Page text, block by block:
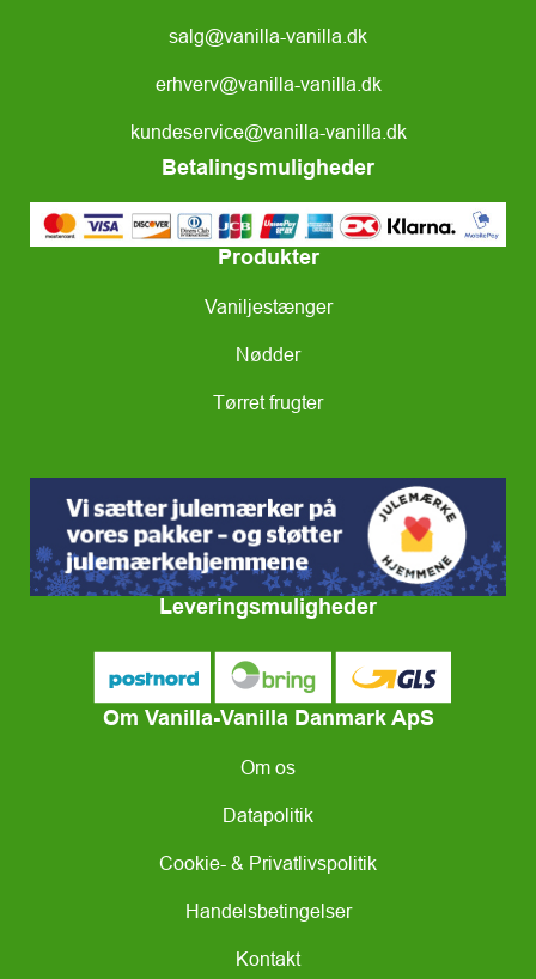
salg@vanilla-vanilla.dk
erhverv@vanilla-vanilla.dk
kundeservice@vanilla-vanilla.dk
Betalingsmuligheder
Produkter
Vaniljestænger
Nødder
Tørret frugter
Leveringsmuligheder
Om Vanilla-Vanilla Danmark ApS
Om os
Datapolitik
Cookie- & Privatlivspolitik
Handelsbetingelser
Kontakt